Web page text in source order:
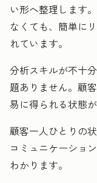
い形へ整理します
なくても、簡単に
れています。
分析スキルが不十
題ありません。顧
易に得られる状態
顧客一人ひとりの
コミュニケーショ
わかります。